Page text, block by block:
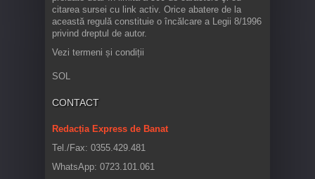
citarea sursei cu link activ. Orice abatere de la
această regulă constituie o încălcare a Legii 8/1996
privind dreptul de autor.
Vezi termeni și condiții
SOL
CONTACT
Redacția Express de Banat
Tel./Fax: 0355.429.481
WhatsApp: 0723.101.061